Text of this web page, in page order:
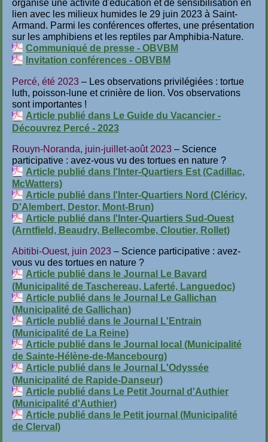
organise une activité d'éducation et de sensibilisation en
lien avec les milieux humides le 29 juin 2023 à Saint-
Armand. Parmi les conférences offertes, une présentation
sur les amphibiens et les reptiles par Amphibia-Nature.
Communiqué de presse - OBVBM
Invitation conférences - OBVBM
Percé, été 2023 – Les observations privilégiées : tortue
luth, poisson-lune et crinière de lion. Vos observations
sont importantes !
Article publié dans Le Guide du Vacancier -
Découvrez Percé - 2023
Rouyn-Noranda, juin-juillet-août 2023 – Science
participative : avez-vous vu des tortues en nature ?
Article publié dans l'Inter-Quartiers Est (Cadillac,
McWatters)
Article publié dans l'Inter-Quartiers Nord (Cléricy,
D'Alembert, Destor, Mont-Brun)
Article publié dans l'Inter-Quartiers Sud-Ouest
(Arntfield, Beaudry, Bellecombe, Cloutier, Rollet)
Abitibi-Ouest, juin 2023 – Science participative : avez-
vous vu des tortues en nature ?
Article publié dans le Journal Le Bavard
(Municipalité de Taschereau, Laferté, Languedoc)
Article publié dans le Journal Le Gallichan
(Municipalité de Gallichan)
Article publié dans le Journal L'Entrain
(Municipalité de La Reine)
Article publié dans le Journal local (Municipalité
de Sainte-Hélène-de-Mancebourg)
Article publié dans le Journal L'Odyssée
(Municipalité de Rapide-Danseur)
Article publié dans Le Petit Journal d'Authier
(Municipalité d'Authier)
Article publié dans le Petit journal (Municipalité
de Clerval)